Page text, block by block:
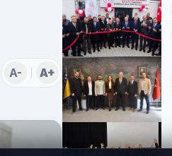
A- A+